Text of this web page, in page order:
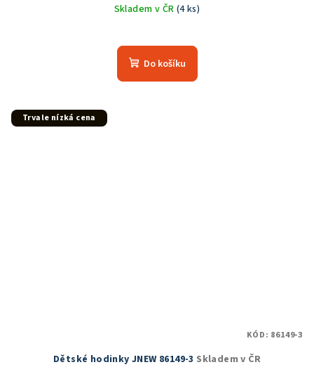
Skladem v ČR (4 ks)
hodnocení
produktu
Do košíku
Trvale nízká cena
Dětské hodinky JNEW 86149-3 Skladem v ČR
KÓD: 86149-3